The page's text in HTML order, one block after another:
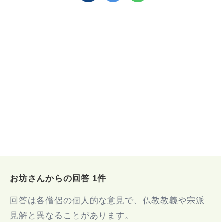
お坊さんからの回答 1件
回答は各僧侶の個人的な意見で、仏教教義や宗派
見解と異なることがあります。